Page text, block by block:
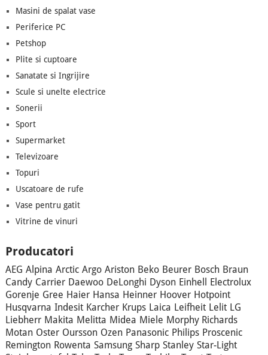
Masini de spalat vase
Periferice PC
Petshop
Plite si cuptoare
Sanatate si Ingrijire
Scule si unelte electrice
Sonerii
Sport
Supermarket
Televizoare
Topuri
Uscatoare de rufe
Vase pentru gatit
Vitrine de vinuri
Producatori
AEG Alpina Arctic Argo Ariston Beko Beurer Bosch Braun
Candy Carrier Daewoo DeLonghi Dyson Einhell
Electrolux
Gorenje Gree Haier Hansa Heinner Hoover Hotpoint
Husqvarna Indesit Karcher Krups Laica Leifheit Lelit LG
Liebherr Makita Melitta Midea Miele Morphy Richards
Motan Oster Oursson Ozen Panasonic Philips Proscenic
Remington Rowenta Samsung Sharp Stanley Star-Light